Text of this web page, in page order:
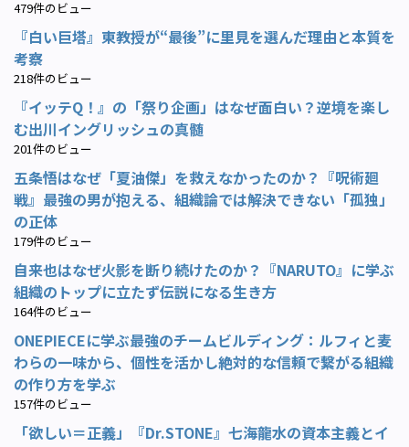
479件のビュー
『白い巨塔』東教授が“最後”に里見を選んだ理由と本質を
考察
218件のビュー
『イッテQ！』の「祭り企画」はなぜ面白い？逆境を楽し
む出川イングリッシュの真髄
201件のビュー
五条悟はなぜ「夏油傑」を救えなかったのか？『呪術廻
戦』最強の男が抱える、組織論では解決できない「孤独」
の正体
179件のビュー
自来也はなぜ火影を断り続けたのか？『NARUTO』に学ぶ
組織のトップに立たず伝説になる生き方
164件のビュー
ONEPIECEに学ぶ最強のチームビルディング：ルフィと麦
わらの一味から、個性を活かし絶対的な信頼で繋がる組織
の作り方を学ぶ
157件のビュー
「欲しい＝正義」『Dr.STONE』七海龍水の資本主義とイ